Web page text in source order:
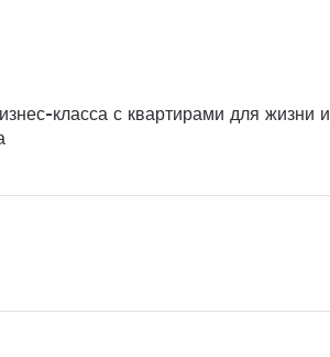
класса с квартирами для жизни и